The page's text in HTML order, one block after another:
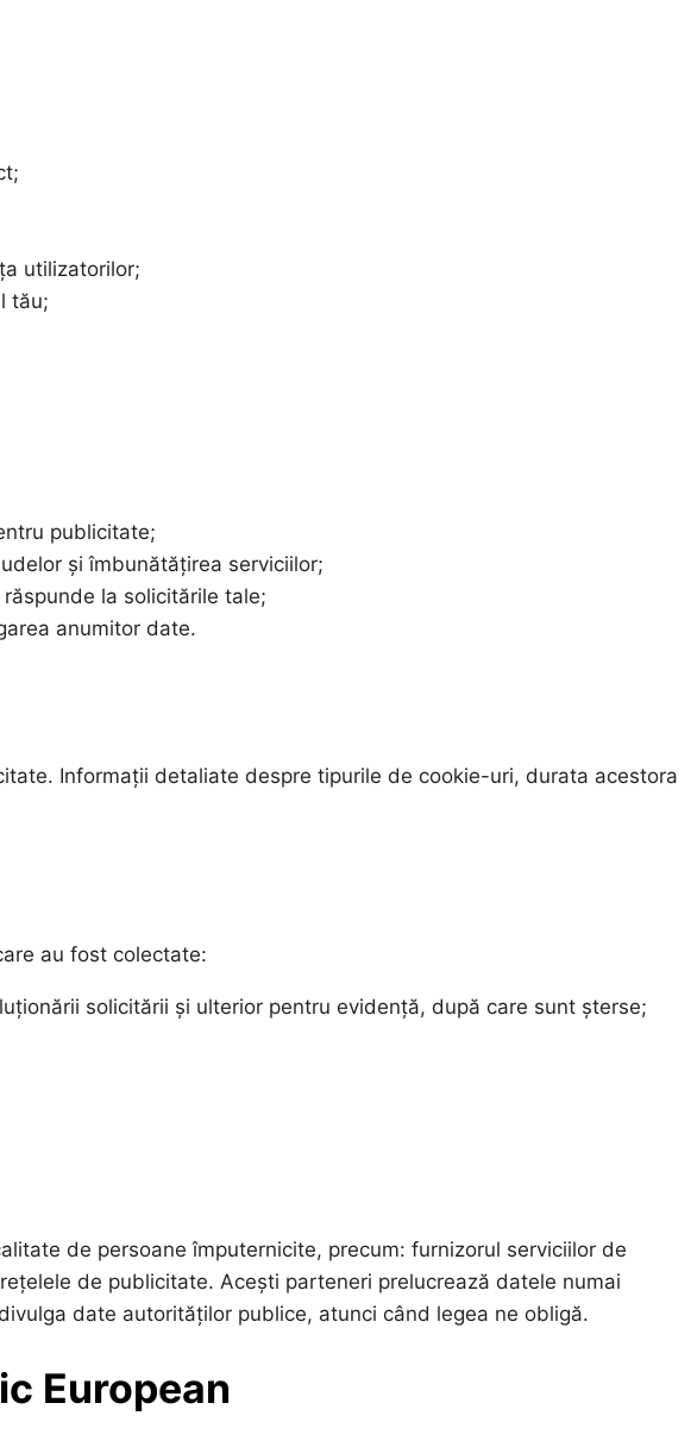
utilizatorilor;
tău;
publicitate;
și îmbunătățirea serviciilor;
la solicitările tale;
anumitor date.
Informații detaliate despre tipurile de cookie-uri, durata acestora
au fost colectate:
solicitării și ulterior pentru evidență, după care sunt șterse;
de persoane împuternicite, precum: furnizorul serviciilor de
de publicitate. Acești parteneri prelucrează datele numai
date autorităților publice, atunci când legea ne obligă.
European